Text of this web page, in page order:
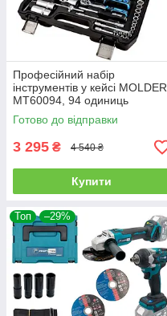
Професійний набір
інструментів у кейсі MOLDER
MT60094, 94 одиниць
Готово до відправки
3 295 ₴ 4 540 ₴
Купити
Топ –29%